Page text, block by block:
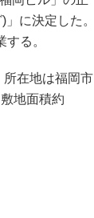
に決定した。
る。
在地は福岡市
地面積約